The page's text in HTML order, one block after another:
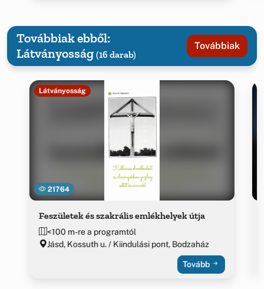
Továbbiak ebből:
Látványosság (16 darab)
Továbbiak
21764
Látványosság
Feszületek és szakrális emlékhelyek útja
<100 m-re a programtól
Jásd, Kossuth u. / Kiindulási pont, Bodzaház
Tovább